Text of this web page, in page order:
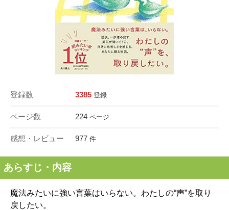
登録数 3385 登録
ページ数 224 ページ
感想・レビュー 977 件
あらすじ・内容
魔法みたいに強い言葉はいらない。わたしの“声”を取り
戻したい。